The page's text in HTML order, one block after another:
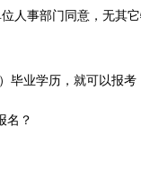
人事部门同意，无其它
业学历，就可以报考
名？